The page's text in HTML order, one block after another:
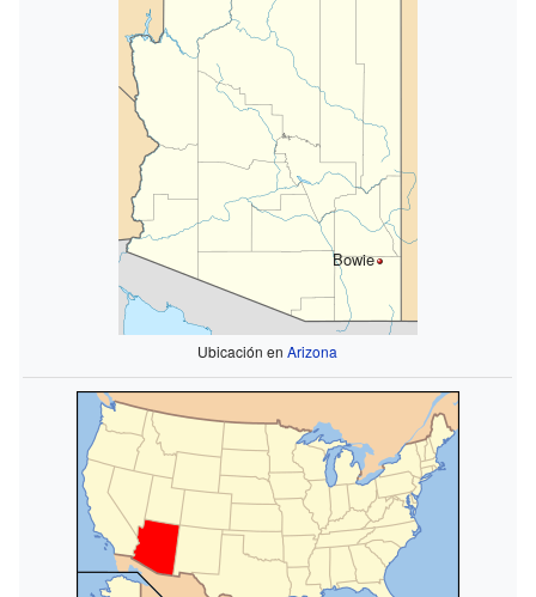
Bowie
Ubicación enArizona